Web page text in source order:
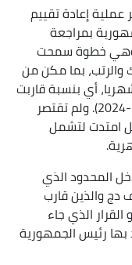
شهدت سنة 2022 أكبر عملية إعادة تقييم
بمراجعة
وهي خطوة سمحت
بما مكن من
بين 4500 و8500 دج شهريا، أي بنسبة قاربت
47 بالمائة خلال ثلاث سنوات (2022-2023-2024). ولم تقتصر
امتدت لتشمل
المحدود الذي
الأجور الأقل من 30 ألف دج والذين قارب
القرار الذي جاء
رئيس الجمهورية